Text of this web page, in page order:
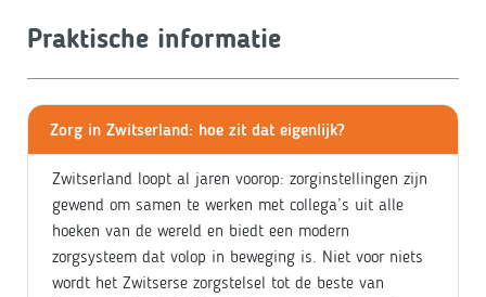
Praktische informatie
Zorg in Zwitserland: hoe zit dat eigenlijk?
Zwitserland loopt al jaren voorop: zorginstellingen zijn
gewend om samen te werken met collega’s uit alle
hoeken van de wereld en biedt een modern
zorgsysteem dat volop in beweging is. Niet voor niets
wordt het Zwitserse zorgstelsel tot de beste van